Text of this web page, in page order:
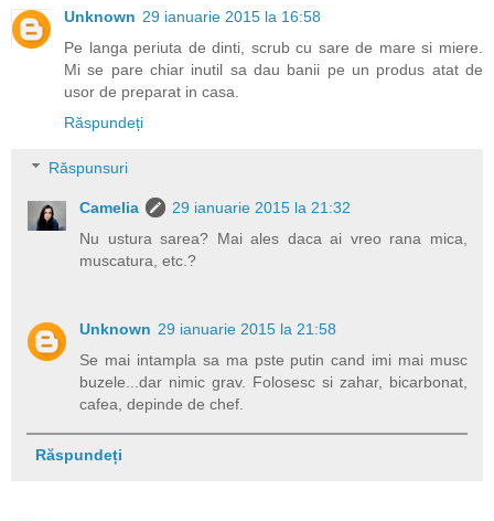
Unknown 29 ianuarie 2015 la 16:58
Pe langa periuta de dinti, scrub cu sare de mare si miere.
Mi se pare chiar inutil sa dau banii pe un produs atat de
usor de preparat in casa.
Răspundeți
Răspunsuri
Camelia
29 ianuarie 2015 la 21:32
Nu ustura sarea? Mai ales daca ai vreo rana mica,
muscatura, etc.?
Unknown 29 ianuarie 2015 la 21:58
Se mai intampla sa ma pste putin cand imi mai musc
buzele...dar nimic grav. Folosesc si zahar, bicarbonat,
cafea, depinde de chef.
Răspundeți